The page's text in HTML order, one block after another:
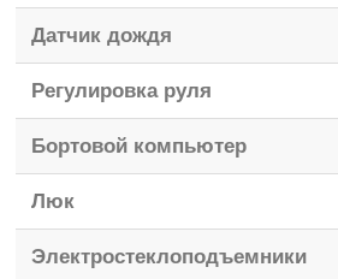
Датчик дождя
Регулировка руля
Бортовой компьютер
Люк
Электростеклоподъемники